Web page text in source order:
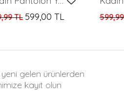
TL 599,00 TL
gelen ürünlerden
kayıt olun